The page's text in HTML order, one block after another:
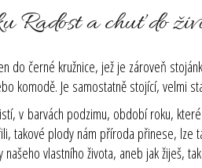
Radost a chuť do
do černé kružnice, jež je zároveň
komodě. Je samostatně stojící, velmi
v barvách podzimu, období roku,
takové plody nám příroda přinese, lze
vlastního života, aneb jak žiješ,